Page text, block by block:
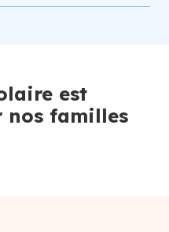
est
nos familles